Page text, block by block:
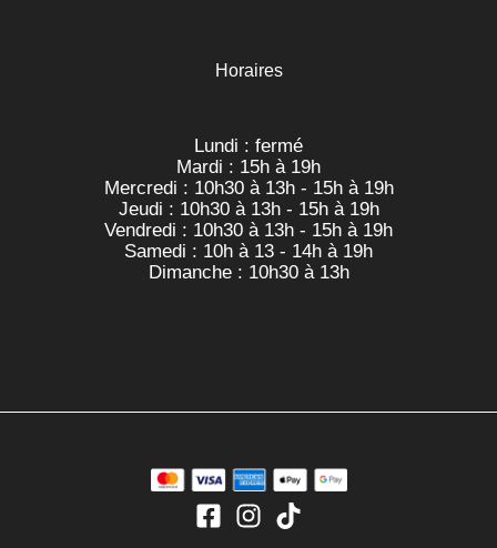
Horaires
Lundi : fermé
Mardi : 15h à 19h
Mercredi : 10h30 à 13h - 15h à 19h
Jeudi : 10h30 à 13h - 15h à 19h
Vendredi : 10h30 à 13h - 15h à 19h
Samedi : 10h à 13 - 14h à 19h
Dimanche : 10h30 à 13h